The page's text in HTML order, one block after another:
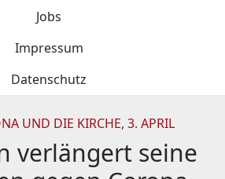
Jobs
Impressum
Datenschutz
UND DIE KIRCHE, 3. APRIL
verlängert seine